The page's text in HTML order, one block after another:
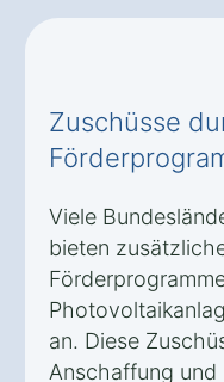
Zuschüsse
Viele
bieten
an. Diese
Anschaffung